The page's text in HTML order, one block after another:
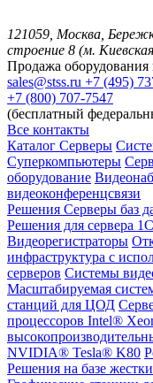
121059, Москва,
строение 8 (м.
Продажа оборудования
sales@stss.ru +7 (495)
+7 (800) 707-7547
(бесплатный
Все контакты
Каталог Серверы
Суперкомпьютеры
оборудование
видеоконференцсвязи
Решения Серверы баз
Решения для сервера
Видеорегистраторы
инфраструктура с
серверов Системы
Масштабируемая
станций для ЦОД
процессоров Intel®
NVIDIA® Tesla® K80
Решения на базе